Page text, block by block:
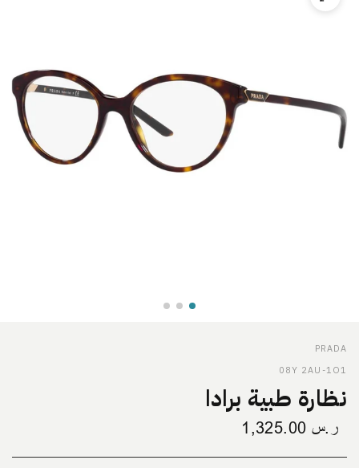
PRADA
08Y 2AU-1O1
نظارة طبية برادا
1,325.00 ر.س